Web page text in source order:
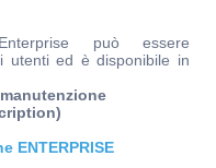
può essere
utenti ed è disponibile in
ENTERPRISE